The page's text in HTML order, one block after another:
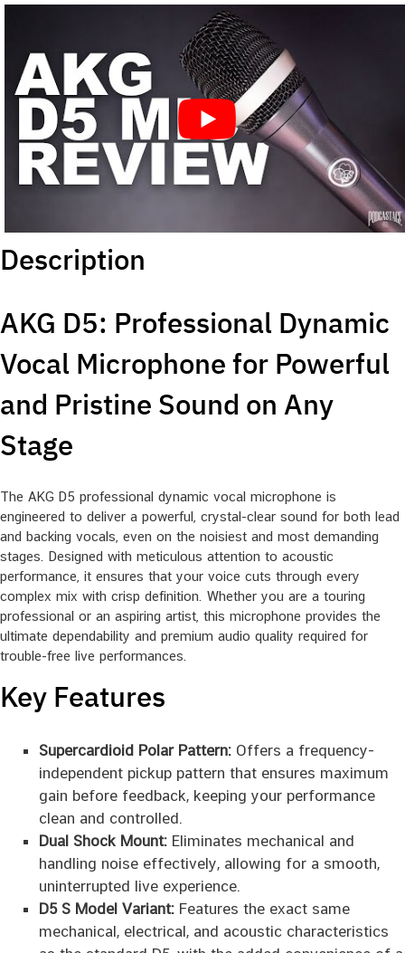
Description
AKG D5: Professional Dynamic
Vocal Microphone for Powerful
and Pristine Sound on Any
Stage
The AKG D5 professional dynamic vocal microphone is
engineered to deliver a powerful, crystal-clear sound for both lead
and backing vocals, even on the noisiest and most demanding
stages. Designed with meticulous attention to acoustic
performance, it ensures that your voice cuts through every
complex mix with crisp definition. Whether you are a touring
professional or an aspiring artist, this microphone provides the
ultimate dependability and premium audio quality required for
trouble-free live performances.
Key Features
Supercardioid Polar Pattern:Offers a frequency-
independent pickup pattern that ensures maximum
gain before feedback, keeping your performance
clean and controlled.
Dual Shock Mount:Eliminates mechanical and
handling noise effectively, allowing for a smooth,
uninterrupted live experience.
D5 S Model Variant:Features the exact same
mechanical, electrical, and acoustic characteristics